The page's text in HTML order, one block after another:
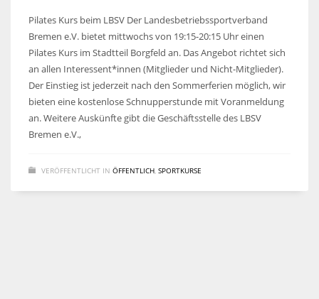
Pilates Kurs beim LBSV Der Landesbetriebssportverband
Bremen e.V. bietet mittwochs von 19:15-20:15 Uhr einen
Pilates Kurs im Stadtteil Borgfeld an. Das Angebot richtet sich
an allen Interessent*innen (Mitglieder und Nicht-Mitglieder).
Der Einstieg ist jederzeit nach den Sommerferien möglich, wir
bieten eine kostenlose Schnupperstunde mit Voranmeldung
an. Weitere Auskünfte gibt die Geschäftsstelle des LBSV
Bremen e.V.,
VERÖFFENTLICHT IN ÖFFENTLICH SPORTKURSE